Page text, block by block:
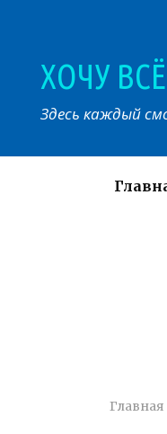
ХОЧУ
Здесь каждый
Главная